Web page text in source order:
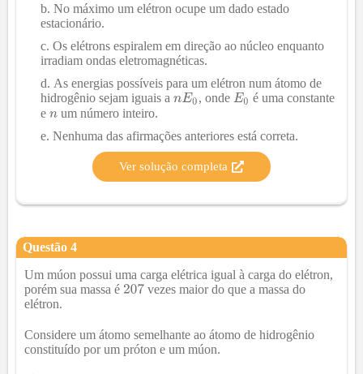
No máximo um elétron ocupe um dado estado
estacionário.
Os elétrons espiralem em direção ao núcleo enquanto
irradiam ondas eletromagnéticas.
As energias possíveis para um elétron num átomo de
hidrogênio sejam iguais a
, onde
é uma constante
e
um número inteiro.
Nenhuma das afirmações anteriores está correta.
Ver solução completa
Questão 4
Um múon possui uma carga elétrica igual à carga do elétron,
porém sua massa é
vezes maior do que a massa do
elétron.
Considere um átomo semelhante ao átomo de hidrogênio
constituído por um próton e um múon.